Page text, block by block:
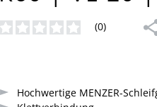
(0)
Hochwertige MENZER-